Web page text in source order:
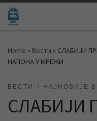
Skip to content
Home » Вести » СЛАБИЈИ
НАПОНА У МРЕЖИ
ВЕСТИ НАЈНОВИЈЕ
СЛАБИЈИ